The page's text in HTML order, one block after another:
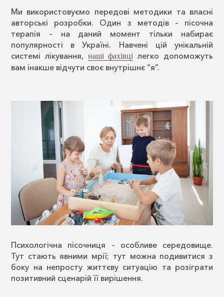
Ми використовуємо передові методики та власні
авторські розробки. Один з методів – пісочна
терапія – на даний момент тільки набирає
популярності в Україні. Навчені цій унікальній
системі лікування, наші фахівці легко допоможуть
вам інакше відчути своє внутрішнє “я”.
Психологічна пісочниця – особливе середовище.
Тут стають явними мрії; тут можна подивитися з
боку на непросту життєву ситуацію та розіграти
позитивний сценарій її вирішення.